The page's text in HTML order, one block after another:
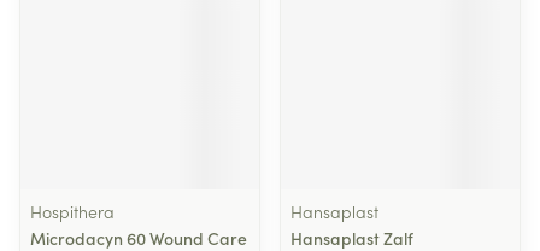
Hospithera
Microdacyn 60 Wound Care
Hansaplast
Hansaplast Zalf